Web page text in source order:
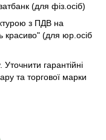
(для фіз.осіб)
з ПДВ на
красиво" (для юр.осіб
гарантійні
та торгової марки